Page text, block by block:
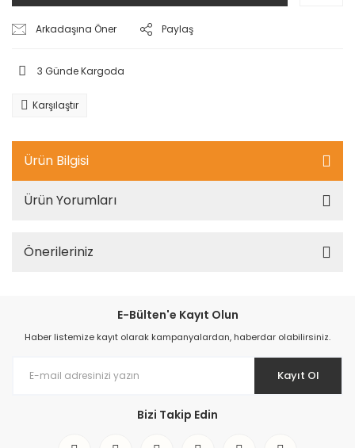
Arkadaşına Öner Paylaş
3 Günde Kargoda
Karşılaştır
Ürün Bilgisi
Ürün Yorumları
Önerileriniz
E-Bülten'e Kayıt Olun
Haber listemize kayıt olarak kampanyalardan, haberdar olabilirsiniz.
Kayıt Ol
Bizi Takip Edin